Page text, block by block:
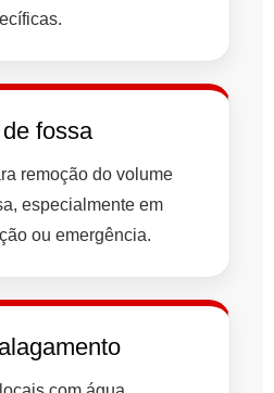
fossa
remoção do volume
especialmente em
ou emergência.